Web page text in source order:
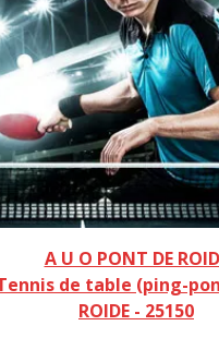
A U O PONT DE
de table (ping-
ROIDE - 25150